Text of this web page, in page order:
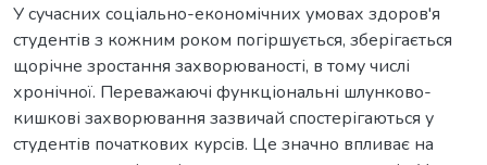
У сучасних соціально-економічних умовах здоров'я
студентів з кожним роком погіршується, зберігається
щорічне зростання захворюваності, в тому числі
хронічної. Переважаючі функціональні шлунково-
кишкові захворювання зазвичай спостерігаються у
студентів початкових курсів. Це значно впливає на